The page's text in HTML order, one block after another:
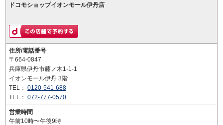
ドコモショップイオンモール伊丹店
住所/電話番号
〒664-0847
兵庫県伊丹市藤ノ木1-1-1
イオンモール伊丹 3階
TEL： 0120-541-688
TEL： 072-777-0570
営業時間
午前10時〜午後9時